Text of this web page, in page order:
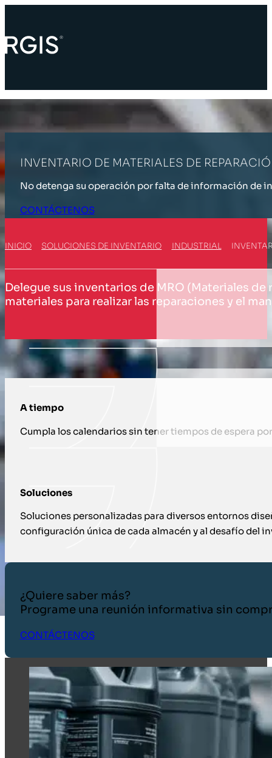
INVENTARIO DE MATERIALES DE
No detenga su operación por falta de información de
CONTÁCTENOS
INICIO SOLUCIONES DE INVENTARIO INDUSTRIAL
Delegue sus inventarios de MRO (Materiales
materiales para realizar las reparaciones y el
CÓMO TE APOYAMOS CON
A tiempo
Cumpla los calendarios sin tener tiempos de espera
Soluciones
Soluciones personalizadas para diversos entornos
configuración única de cada almacén y al desafío del
¿Quiere saber más?
Programe una reunión informativa sin
CONTÁCTENOS